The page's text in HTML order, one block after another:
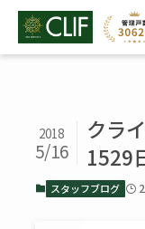
クラ
1529
2018
5/16
スタッフブログ